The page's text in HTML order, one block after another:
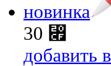
новинка
30 ⃏
добавить